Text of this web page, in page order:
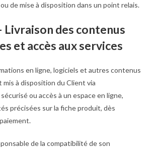
de mise à disposition dans un point relais.
Livraison des contenus
et accès aux services
en ligne, logiciels et autres contenus
mis à disposition du Client via
ou accès à un espace en ligne,
précisées sur la fiche produit, dès
de la compatibilité de son